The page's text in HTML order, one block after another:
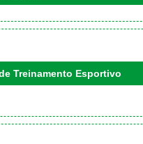
Treinamento Esportivo